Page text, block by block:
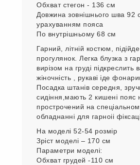
Обхват стегон - 136 см
Довжина зовнішнього шва 92
урахуванням пояса
По внутрішньому 68 см
Гарний, літній костюм,
прогулянок. Легка блузка з
вирізом на груді підкреслить
жіночність , рукаві іде
Посадка штанів середня,
сидіння,мають 2 кишені пояс
прострочений на
обладнанні для гарноіі
На моделі 52-54 розмір
Зріст моделі – 170 см
Параметри моделі:
Обхват грудей -110 см